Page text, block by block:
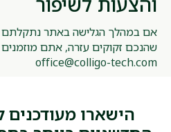
אם במהלך הגלישה באתר נתקלתם
שהנכם זקוקים עזרה, אתם מוזמנים
office@colligo-tech.com
הישארו מעודכנים